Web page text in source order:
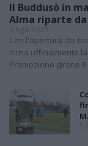
Il Buddusò in
Alma riparte da
5 Ago 2026
Con l'apertura dei
inizia ufficialmente
Promozione girone
5